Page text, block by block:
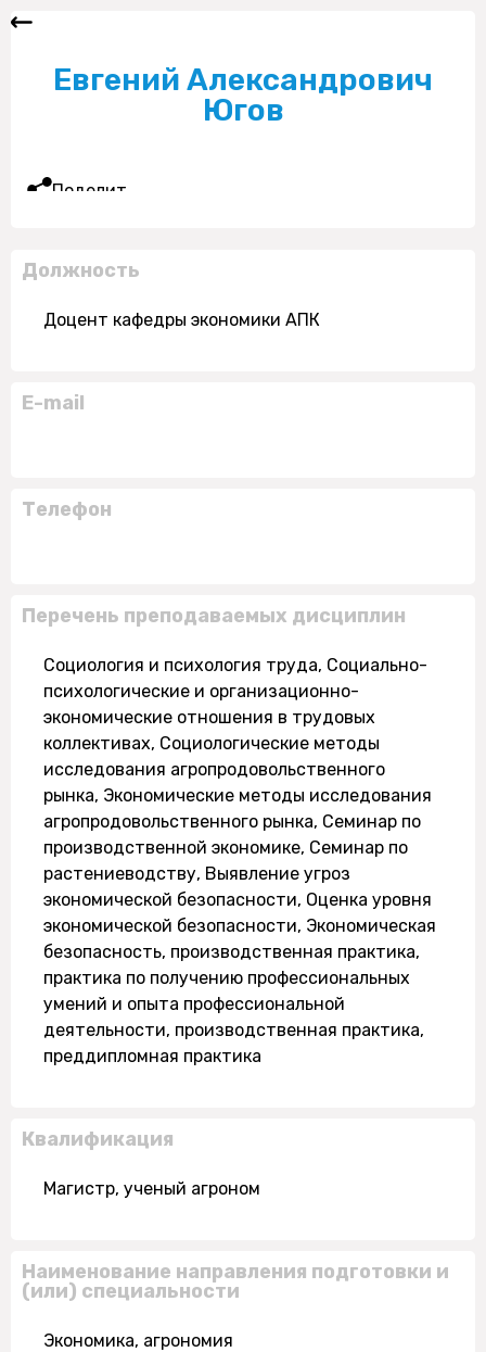
Евгений Александрович
Югов
Поделиться
Должность
Доцент кафедры экономики АПК
E-mail
Телефон
Перечень преподаваемых дисциплин
Социология и психология труда, Социально-
психологические и организационно-
экономические отношения в трудовых
коллективах, Социологические методы
исследования агропродовольственного
рынка, Экономические методы исследования
агропродовольственного рынка, Семинар по
производственной экономике, Семинар по
растениеводству, Выявление угроз
экономической безопасности, Оценка уровня
экономической безопасности, Экономическая
безопасность, производственная практика,
практика по получению профессиональных
умений и опыта профессиональной
деятельности, производственная практика,
преддипломная практика
Квалификация
Магистр, ученый агроном
Наименование направления подготовки и
(или) специальности
Экономика, агрономия